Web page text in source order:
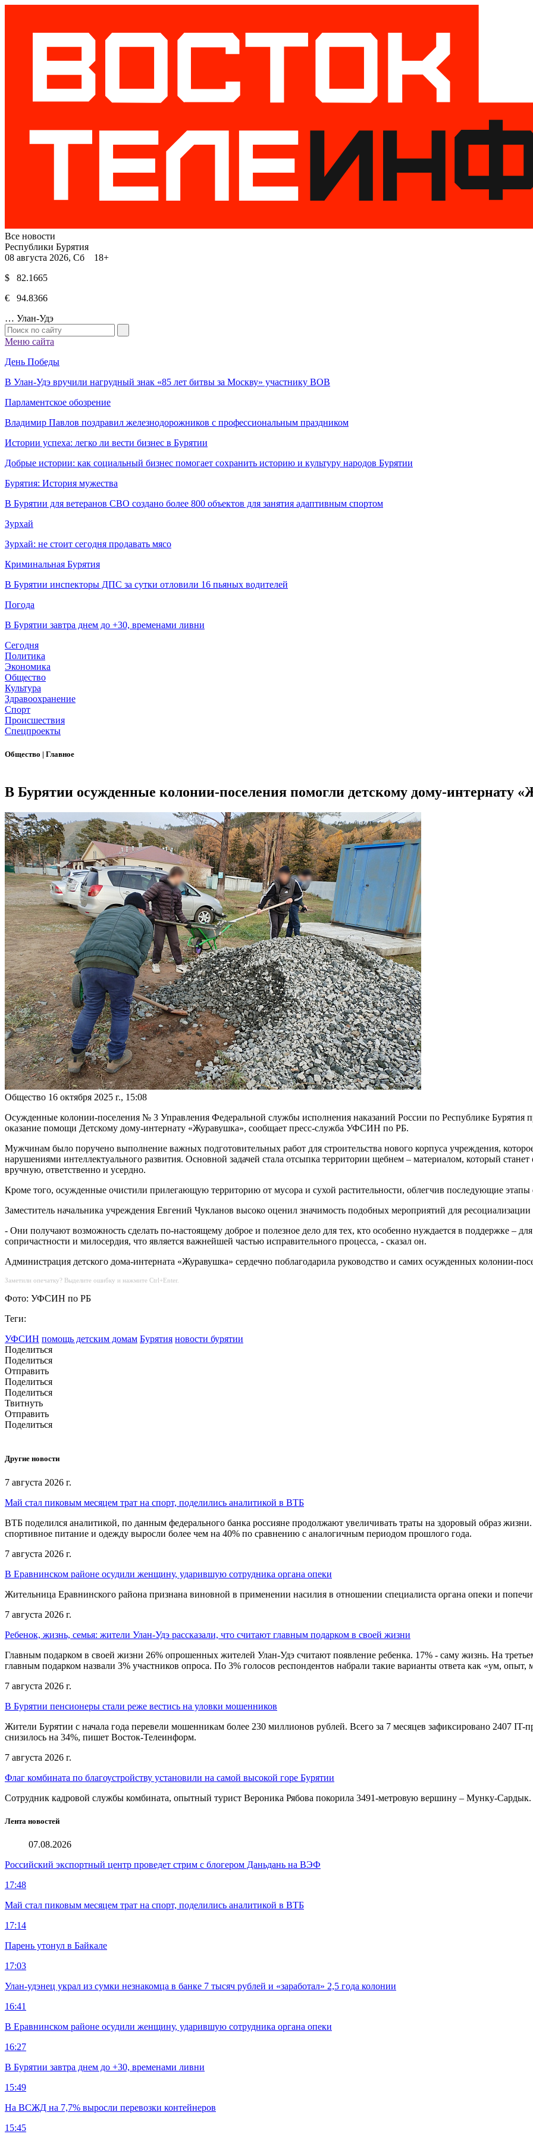
Все новости
Республики Бурятия
08 августа 2026, Сб 18+
$ 82.1665
€ 94.8366
… Улан-Удэ
Меню сайта
День Победы
В Улан-Удэ вручили нагрудный знак «85 лет битвы за Москву» участнику ВОВ
Парламентское обозрение
Владимир Павлов поздравил железнодорожников с профессиональным праздником
Истории успеха: легко ли вести бизнес в Бурятии
Добрые истории: как социальный бизнес помогает сохранить историю и культуру народов Бурятии
Бурятия: История мужества
В Бурятии для ветеранов СВО создано более 800 объектов для занятия адаптивным спортом
Зурхай
Зурхай: не стоит сегодня продавать мясо
Криминальная Бурятия
В Бурятии инспекторы ДПС за сутки отловили 16 пьяных водителей
Погода
В Бурятии завтра днем до +30, временами ливни
Сегодня
Политика
Экономика
Общество
Культура
Здравоохранение
Спорт
Происшествия
Спецпроекты
Общество | Главное
В Бурятии осужденные колонии-поселения помогли детскому дому-интернату
Общество 16 октября 2025 г., 15:08
Осужденные колонии-поселения № 3 Управления Федеральной службы исполнения наказаний России по Республике Бурятия
оказание помощи Детскому дому-интернату «Журавушка», сообщает пресс-служба УФСИН по РБ.
Мужчинам было поручено выполнение важных подготовительных работ для строительства нового корпуса учреждения,
нарушениями интеллектуального развития. Основной задачей стала отсыпка территории щебнем – материалом, который
вручную, ответственно и усердно.
Кроме того, осужденные очистили прилегающую территорию от мусора и сухой растительности, облегчив последующие этапы
Заместитель начальника учреждения Евгений Чукланов высоко оценил значимость подобных мероприятий для
- Они получают возможность сделать по-настоящему доброе и полезное дело для тех, кто особенно нуждается в поддержке –
сопричастности и милосердия, что является важнейшей частью исправительного процесса, - сказал он.
Администрация детского дома-интерната «Журавушка» сердечно поблагодарила руководство и самих осужденных колонии-
Заметили опечатку? Выделите ошибку и нажмите Ctrl+Enter.
Фото: УФСИН по РБ
Теги:
УФСИН помощь детским домам Бурятия новости бурятии
Поделиться
Поделиться
Отправить
Поделиться
Поделиться
Твитнуть
Отправить
Поделиться
Другие новости
7 августа 2026 г.
Май стал пиковым месяцем трат на спорт, поделились аналитикой в ВТБ
ВТБ поделился аналитикой, по данным федерального банка россияне продолжают увеличивать траты на здоровый образ
спортивное питание и одежду выросли более чем на 40% по сравнению с аналогичным периодом прошлого года.
7 августа 2026 г.
В Еравнинском районе осудили женщину, ударившую сотрудника органа опеки
Жительница Еравнинского района признана виновной в применении насилия в отношении специалиста органа опеки и
7 августа 2026 г.
Ребенок, жизнь, семья: жители Улан-Удэ рассказали, что считают главным подарком в своей жизни
Главным подарком в своей жизни 26% опрошенных жителей Улан-Удэ считают появление ребенка. 17% - саму жизнь. На
главным подарком назвали 3% участников опроса. По 3% голосов респондентов набрали такие варианты ответа как «ум, опыт,
7 августа 2026 г.
В Бурятии пенсионеры стали реже вестись на уловки мошенников
Жители Бурятии с начала года перевели мошенникам более 230 миллионов рублей. Всего за 7 месяцев зафиксировано 2407
снизилось на 34%, пишет Восток-Телеинформ.
7 августа 2026 г.
Флаг комбината по благоустройству установили на самой высокой горе Бурятии
Сотрудник кадровой службы комбината, опытный турист Вероника Рябова покорила 3491-метровую вершину – Мунку-Сардык.
Лента новостей
07.08.2026
Российский экспортный центр проведет стрим с блогером Даньдань на ВЭФ
17:48
Май стал пиковым месяцем трат на спорт, поделились аналитикой в ВТБ
17:14
Парень утонул в Байкале
17:03
Улан-удэнец украл из сумки незнакомца в банке 7 тысяч рублей и «заработал» 2,5 года колонии
16:41
В Еравнинском районе осудили женщину, ударившую сотрудника органа опеки
16:27
В Бурятии завтра днем до +30, временами ливни
15:49
На ВСЖД на 7,7% выросли перевозки контейнеров
15:45